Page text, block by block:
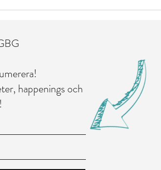
Låt oss göra givandet till en
happenings och